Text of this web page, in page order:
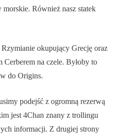
Również nasz statek
okupujący Grecję oraz
na czele. Byłoby to
do Origins.
podejść z ogromną rezerwą
jest 4Chan znany z trollingu
informacji. Z drugiej strony